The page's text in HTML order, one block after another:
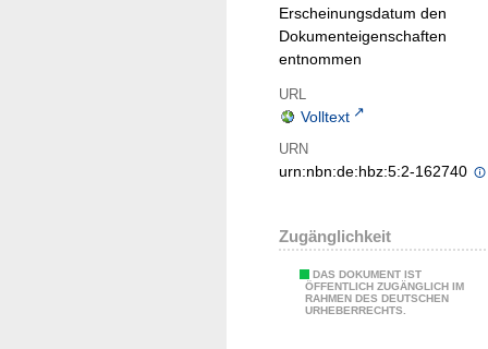
Erscheinungsdatum den
Dokumenteigenschaften
entnommen
URL
Volltext
URN
urn:nbn:de:hbz:5:2-162740
Zugänglichkeit
DAS DOKUMENT IST
ÖFFENTLICH ZUGÄNGLICH IM
RAHMEN DES DEUTSCHEN
URHEBERRECHTS.